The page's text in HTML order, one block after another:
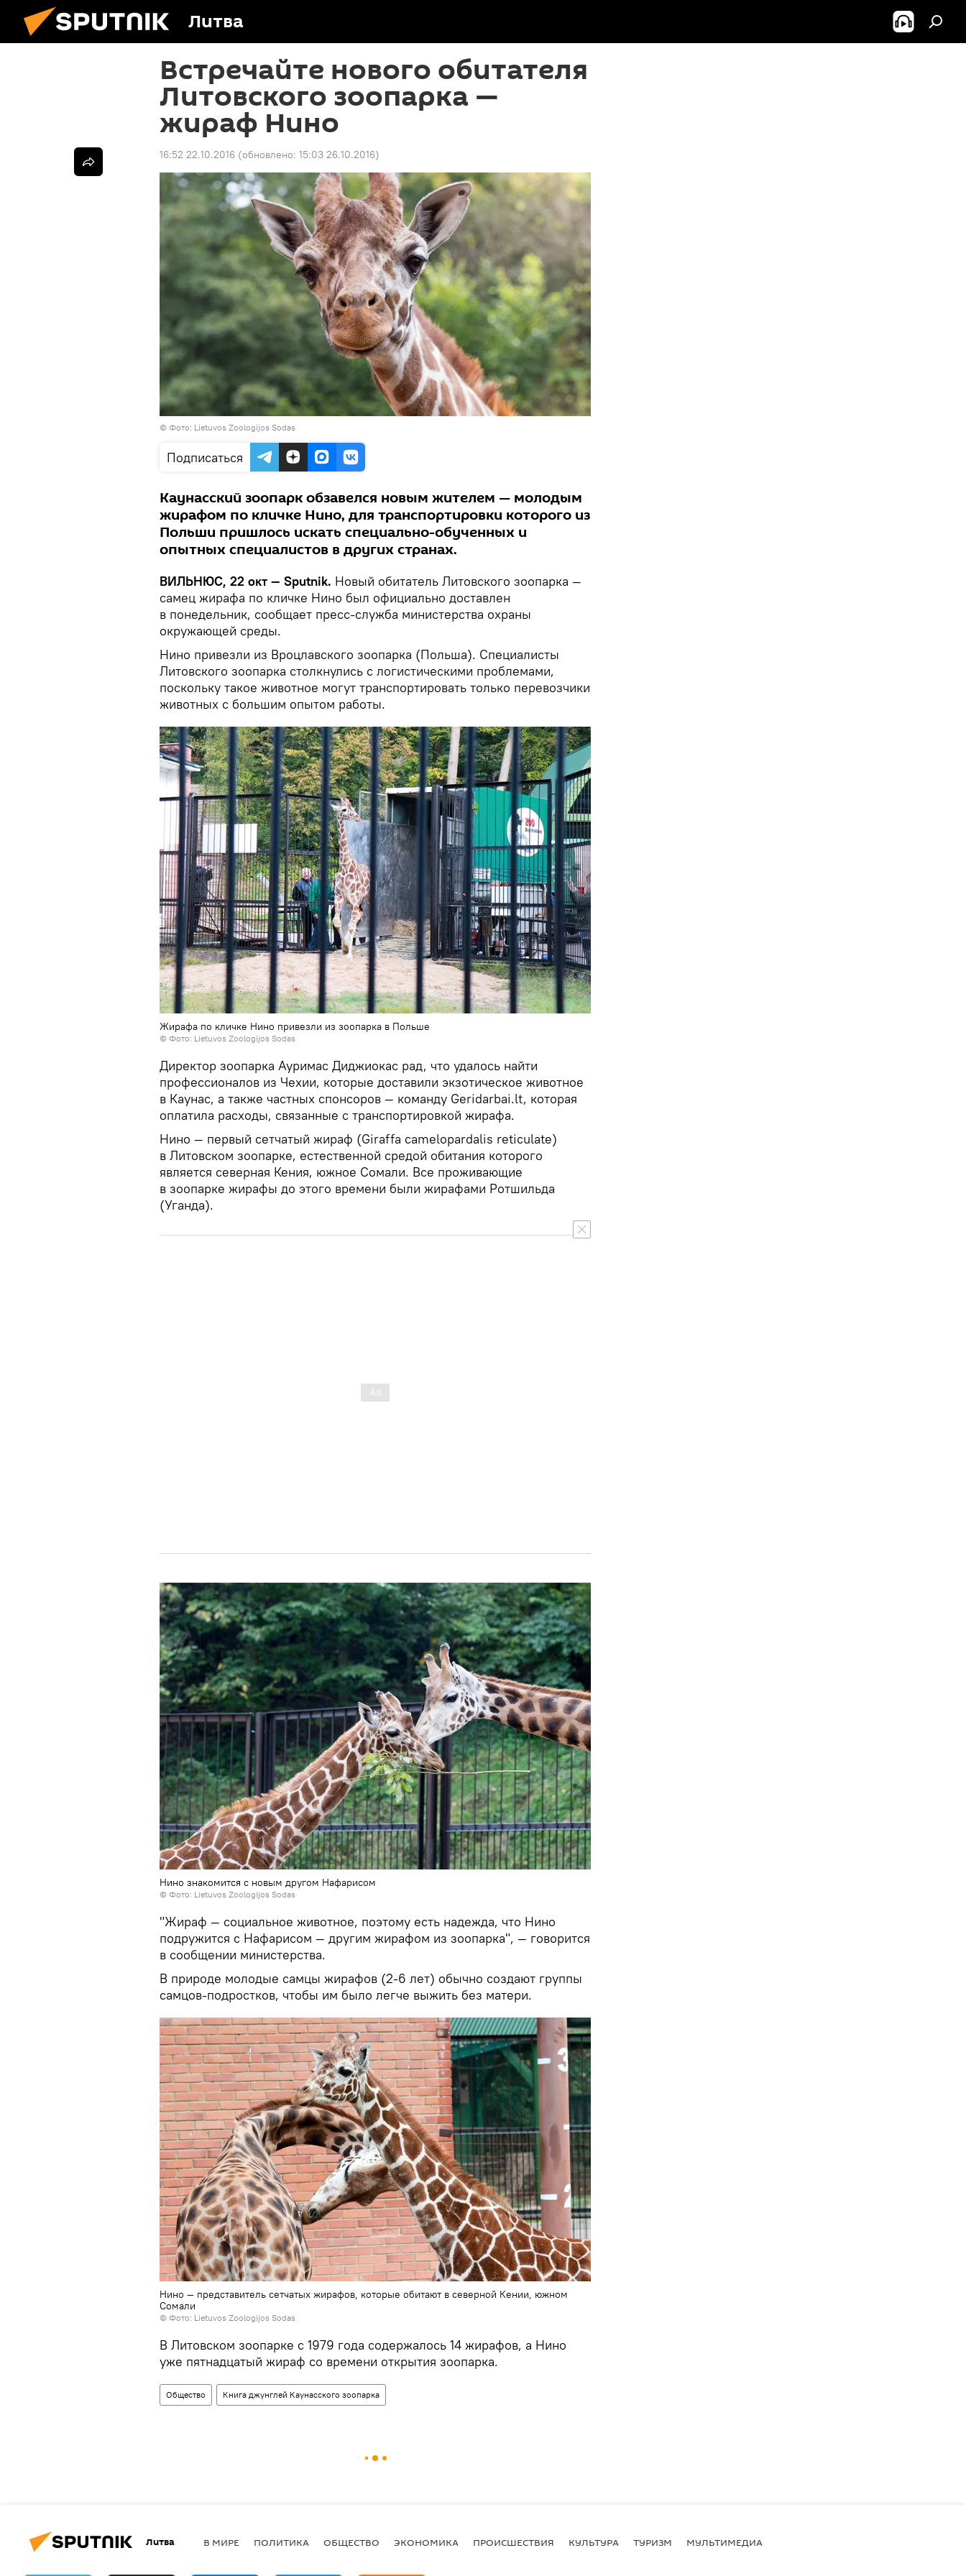
Литва
Встречайте нового обитателя
Литовского зоопарка —
жираф Нино
16:52 22.10.2016 (обновлено: 15:03 26.10.2016)
© Фото: Lietuvos Zoologijos Sodas
Подписаться
Каунасский зоопарк обзавелся новым жителем — молодым
жирафом по кличке Нино, для транспортировки которого из
Польши пришлось искать специально-обученных и
опытных специалистов в других странах.
ВИЛЬНЮС, 22 окт — Sputnik. Новый обитатель Литовского зоопарка —
самец жирафа по кличке Нино был официально доставлен
в понедельник, сообщает пресс-служба министерства охраны
окружающей среды.
Нино привезли из Вроцлавского зоопарка (Польша). Специалисты
Литовского зоопарка столкнулись с логистическими проблемами,
поскольку такое животное могут транспортировать только перевозчики
животных с большим опытом работы.
Жирафа по кличке Нино привезли из зоопарка в Польше
© Фото: Lietuvos Zoologijos Sodas
Директор зоопарка Ауримас Диджиокас рад, что удалось найти
профессионалов из Чехии, которые доставили экзотическое животное
в Каунас, а также частных спонсоров — команду Geridarbai.lt, которая
оплатила расходы, связанные с транспортировкой жирафа.
Нино — первый сетчатый жираф (Giraffa camelopardalis reticulate)
в Литовском зоопарке, естественной средой обитания которого
является северная Кения, южное Сомали. Все проживающие
в зоопарке жирафы до этого времени были жирафами Ротшильда
(Уганда).
Нино знакомится с новым другом Нафарисом
© Фото: Lietuvos Zoologijos Sodas
"Жираф — социальное животное, поэтому есть надежда, что Нино
подружится с Нафарисом — другим жирафом из зоопарка", — говорится
в сообщении министерства.
В природе молодые самцы жирафов (2-6 лет) обычно создают группы
самцов-подростков, чтобы им было легче выжить без матери.
Нино — представитель сетчатых жирафов, которые обитают в северной Кении, южном
Сомали
© Фото: Lietuvos Zoologijos Sodas
В Литовском зоопарке с 1979 года содержалось 14 жирафов, а Нино
уже пятнадцатый жираф со времени открытия зоопарка.
Общество Книга джунглей Каунасского зоопарка
Литва В МИРЕ ПОЛИТИКА ОБЩЕСТВО ЭКОНОМИКА ПРОИСШЕСТВИЯ КУЛЬТУРА ТУРИЗМ МУЛЬТИМЕДИА